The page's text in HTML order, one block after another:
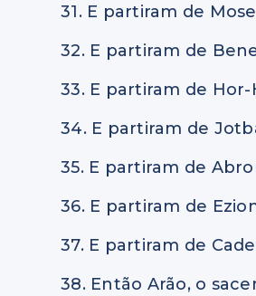
31. E partiram de
32. E partiram de
33. E partiram de
34. E partiram de
35. E partiram de
36. E partiram de
37. E partiram de
38. Então Arão, o